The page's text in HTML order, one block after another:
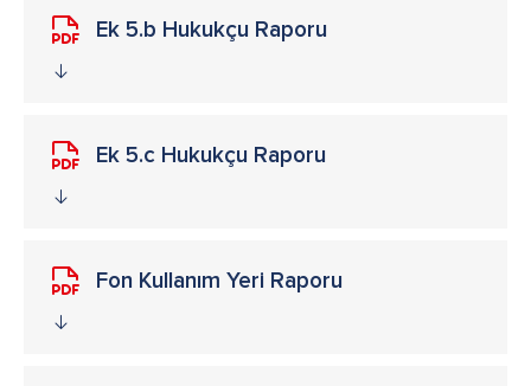
Ek 5.b Hukukçu Raporu
Ek 5.c Hukukçu Raporu
Fon Kullanım Yeri Raporu